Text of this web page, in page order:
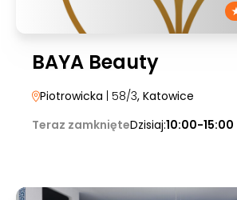
BAYA Beauty
Piotrowicka | 58/3, Katowice
Teraz zamknięteDzisiaj:10:00-15:00